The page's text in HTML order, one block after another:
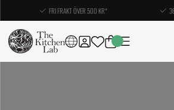
FRI FRAKT ÖVER 500 KR*